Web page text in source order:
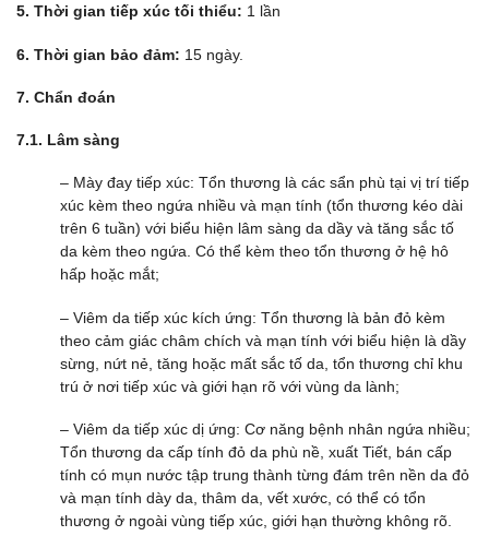
5. Thời gian tiếp xúc tối thiểu: 1 lần
6. Thời gian bảo đảm: 15 ngày.
7. Chẩn đoán
7.1. Lâm sàng
– Mày đay tiếp xúc: Tổn thương là các sẩn phù tại vị trí tiếp
xúc kèm theo ngứa nhiều và mạn tính (tổn thương kéo dài
trên 6 tuần) với biểu hiện lâm sàng da dầy và tăng sắc tố
da kèm theo ngứa. Có thể kèm theo tổn thương ở hệ hô
hấp hoặc mắt;
– Viêm da tiếp xúc kích ứng: Tổn thương là bản đỏ kèm
theo cảm giác châm chích và mạn tính với biểu hiện là dầy
sừng, nứt nẻ, tăng hoặc mất sắc tố da, tổn thương chỉ khu
trú ở nơi tiếp xúc và giới hạn rõ với vùng da lành;
– Viêm da tiếp xúc dị ứng: Cơ năng bệnh nhân ngứa nhiều;
Tổn thương da cấp tính đỏ da phù nề, xuất Tiết, bán cấp
tính có mụn nước tập trung thành từng đám trên nền da đỏ
và mạn tính dày da, thâm da, vết xước, có thể có tổn
thương ở ngoài vùng tiếp xúc, giới hạn thường không rõ.